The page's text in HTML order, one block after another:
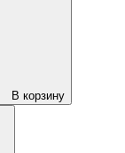
В корзину